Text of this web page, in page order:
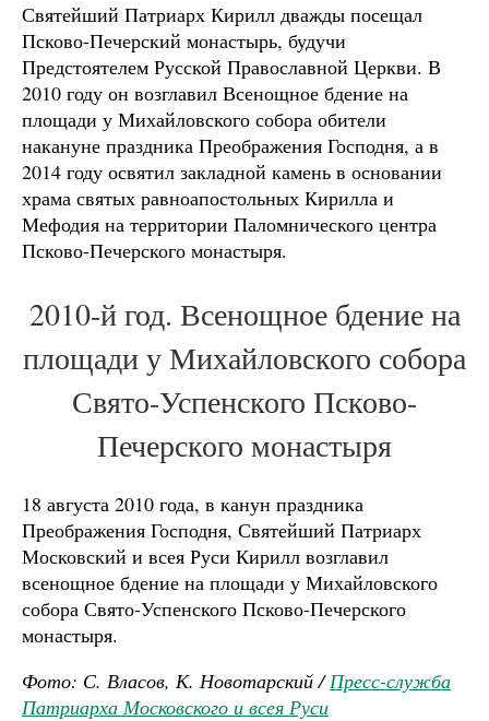
Святейший Патриарх Кирилл дважды посещал
Псково-Печерский монастырь, будучи
Предстоятелем Русской Православной Церкви. В
2010 году он возглавил Всенощное бдение на
площади у Михайловского собора обители
накануне праздника Преображения Господня, а в
2014 году освятил закладной камень в основании
храма святых равноапостольных Кирилла и
Мефодия на территории Паломнического центра
Псково-Печерского монастыря.
2010-й год. Всенощное бдение на
площади у Михайловского собора
Свято-Успенского Псково-
Печерского монастыря
18 августа 2010 года, в канун праздника
Преображения Господня, Святейший Патриарх
Московский и всея Руси Кирилл возглавил
всенощное бдение на площади у Михайловского
собора Свято-Успенского Псково-Печерского
монастыря.
Фото: С. Власов, К. Новотарский /Пресс-служба
Патриарха Московского и всея Руси